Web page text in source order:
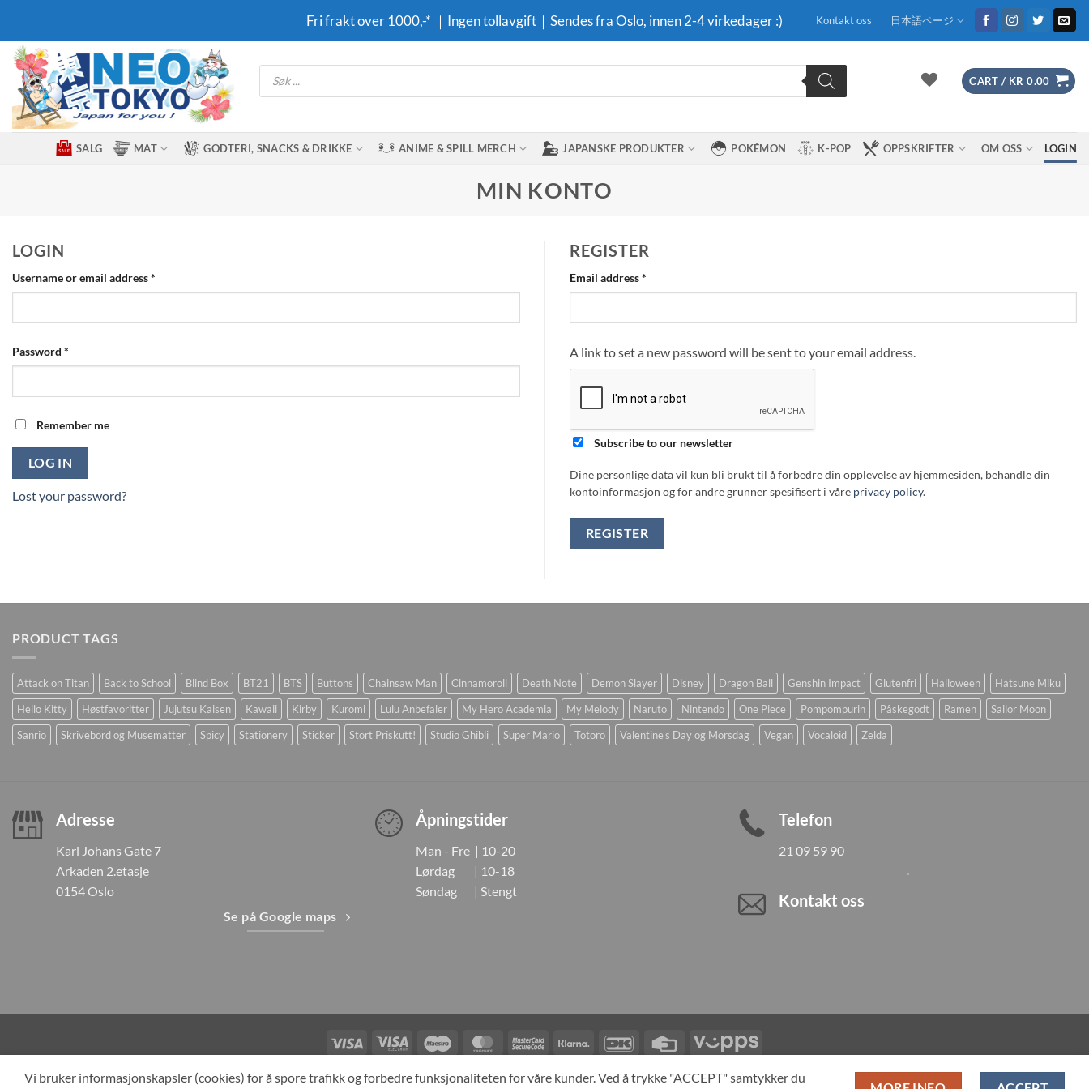
content
Fri frakt over 1000,-* ｜Ingen tollavgift｜Sendes fra Oslo, innen 2-4 virkedager :) Kontakt oss 日本語ページ
Products
search
CART / KR 0.00
SALG MAT GODTERI, SNACKS & DRIKKE ANIME & SPILL MERCH JAPANSKE PRODUKTER POKÉMON K-POP OPPSKRIFTER OM OSS LOGIN
MIN KONTO
LOGIN
Username or email address*
Password *
Remember me
LOG IN
Lost your password?
REGISTER
Email address*
A link to set a new password will be sent to your email address.
Subscribe to our newsletter
Dine personlige data vil kun bli brukt til å forbedre din opplevelse av hjemmesiden, behandle din
kontoinformasjon og for andre grunner spesifisert i våre privacy policy.
REGISTER
PRODUCT TAGS
Attack on Titan Back to School Blind Box BT21 BTS Buttons Chainsaw Man Cinnamoroll Death Note Demon Slayer Disney Dragon Ball Genshin Impact Glutenfri Halloween
Hatsune Miku
Hello Kitty
Høstfavoritter Jujutsu Kaisen Kawaii Kirby Kuromi Lulu Anbefaler My Hero Academia My Melody Naruto Nintendo One Piece Pompompurin Påskegodt Ramen
Sailor Moon
Sanrio
Skrivebord og Musematter Spicy Stationery Sticker Stort Priskutt! Studio Ghibli Super Mario Totoro Valentine's Day og Morsdag Vegan Vocaloid Zelda
Adresse
Karl Johans Gate 7
Arkaden 2.etasje
0154 Oslo
Se på Google maps
Åpningstider
Man - Fre | 10-20
Lørdag | 10-18
Søndag | Stengt
Telefon
21 09 59 90
Kontakt oss
Visa
Visa
Electron
Maestro MasterCardMasterCard
2
Klarna DanKort
Credit
Card
Vipps
TILBAKEKALLINGER KONTAKT OSS OM OSS SPESIALBESTILLING MIN KONTO ALL PRODUCTS
Vi bruker informasjonskapsler (cookies) for å spore trafikk og forbedre funksjonaliteten for våre kunder. Ved å trykke "ACCEPT" samtykker du